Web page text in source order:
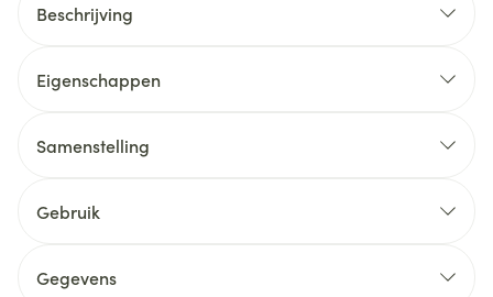
Beschrijving
Eigenschappen
Samenstelling
Gebruik
Gegevens